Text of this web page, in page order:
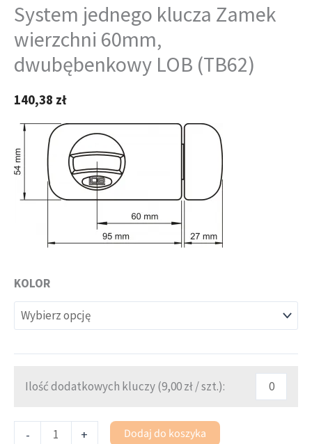
System jednego klucza Zamek
wierzchni 60mm,
dwubębenkowy LOB (TB62)
140,38 zł
KOLOR
Ilość dodatkowych kluczy (9,00zł/ szt.):
- + Dodaj do koszyka